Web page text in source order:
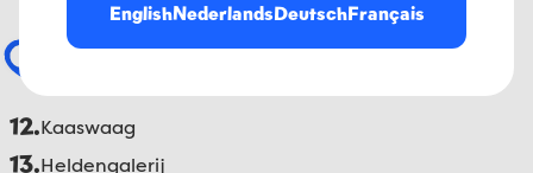
Aktivitäten
12. Kaaswaag
13. Heldengalerij
EnglishNederlandsDeutschFrançais